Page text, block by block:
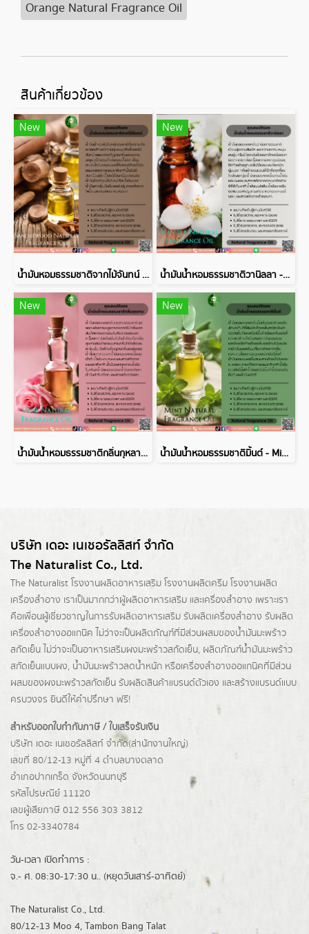
Orange Natural Fragrance Oil
สินค้าเกี่ยวข้อง
New
น้ำมันหอมธรรมชาติจากไม้จันทน์ - Sandalwood Natural Fragrance Oil
New
น้ำมันน้ำหอมธรรมชาติวานิลลา - Vanilla Natural Fragrance Oil
New
น้ำมันน้ำหอมธรรมชาติกลิ่นกุหลาบ - Rose Natural Fragrance Oil
New
น้ำมันน้ำหอมธรรมชาติมิ้นต์ - Mint Natural Fragrance Oil
บริษัท เดอะ เนเชอรัลลิสท์ จำกัด
The Naturalist Co., Ltd.
The Naturalist โรงงานผลิตอาหารเสริม โรงงานผลิตครีม โรงงานผลิต
เครื่องสำอาง เราเป็นมากกว่าผู้ผลิตอาหารเสริม และเครื่องสำอาง เพราะเรา
คือเพื่อนผู้เชี่ยวชาญในการรับผลิตอาหารเสริม รับผลิตเครื่องสำอาง รับผลิต
เครื่องสำอางออแกนิค ไม่ว่าจะเป็นผลิตภัณฑ์ที่มีส่วนผสมของน้ำมันมะพร้าว
สกัดเย็น ไม่ว่าจะเป็นอาหารเสริมผงมะพร้าวสกัดเย็น, ผลิตภัณฑ์น้ำมันมะพร้าว
สกัดเย็นแบบผง, น้ำมันมะพร้าวลดน้ำหนัก หรือเครื่องสำอางออแกนิคที่มีส่วน
ผสมของผงมะพร้าวสกัดเย็น รับผลิตสินค้าแบรนด์ตัวเอง และสร้างแบรนด์แบบ
ครบวงจร ยินดีให้คำปรึกษา ฟรี!
สำหรับออกใบกำกับภาษี / ใบเสร็จรับเงิน
บริษัท เดอะ เนเชอรัลลิสท์ จำกัด(ส่านักงานใหญ่)
เลขที่ 80/12-13 หมู่ที่ 4 ตำบลบางตลาด
อำเภอปากเกร็ด จังหวัดนนทบุรี
รหัสไปรษณีย์ 11120
เลขผู้เสียภาษี 012 556 303 3812
โทร 02-3340784
วัน-เวลา เปิดทำการ :
จ.- ศ. 08:30-17:30 น.. (หยุดวันเสาร์-อาทิตย์)
The Naturalist Co., Ltd.
80/12-13 Moo 4, Tambon Bang Talat